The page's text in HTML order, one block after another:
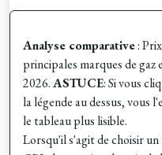
Analyse comparative:
principales marques de gaz
2026.ASTUCE: Si vous
la légende au dessus, vous
le tableau plus lisible.
Lorsqu'il s'agit de choisir